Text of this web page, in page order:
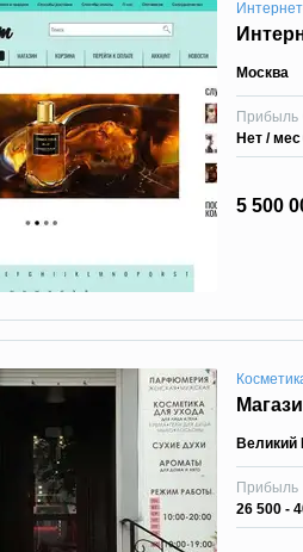
Москва
Прибыль
Нет / мес
5 500
Великий
Прибыль
26 500 -